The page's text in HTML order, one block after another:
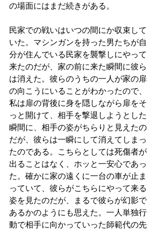
の場面にはまだ続きがある。
民家での戦いはいつの間にか収束して
いた。マシンガンを持った男たちが自
分が住んでいる民家を襲撃しにやって
来たのだが、家の前に来た瞬間に彼ら
は消えた。彼らのうちの一人が家の扉
の向こうにいることがわかったので、
私は扉の背後に身を隠しながら扉をそ
っと開けて、相手を撃退しようとした
瞬間に、相手の姿がちらりと見えたの
だが、彼らは一瞬にして消えてしまっ
たのである。こちらとしては死傷者が
出ることはなく、ホッと一安心であっ
た。確かに家の遠くに一台の車が止ま
っていて、彼らがこちらにやって来る
姿を見たのだが、まるで彼らが幻影で
あるかのようにも思えた。一人単独行
動で相手に向かっていった師範代の先